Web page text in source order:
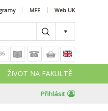
MFF Web UK
ŽIVOT NA FAKULTĚ
Přihlásit